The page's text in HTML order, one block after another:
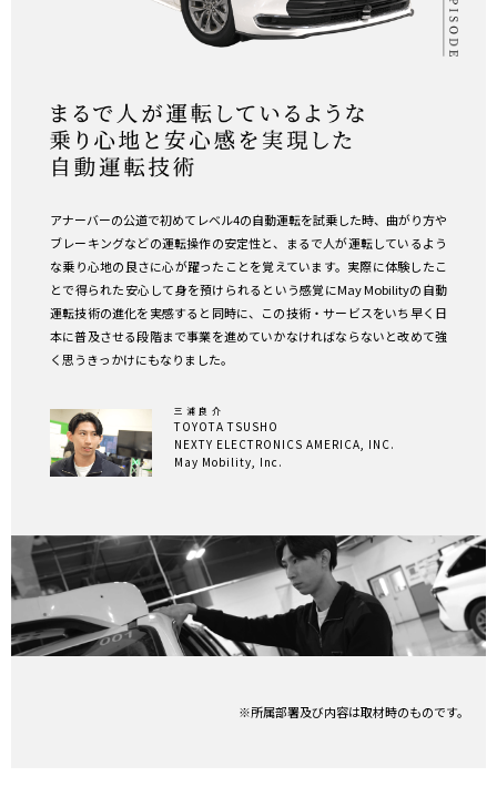
アナーバーの公道で初めてレベル4の自動運転を試乗した時、曲がり方や
ブレーキングなどの運転操作の安定性と、まるで人が運転しているよう
な乗り心地の良さに心が躍ったことを覚えています。実際に体験したこ
とで得られた安心して身を預けられるという感覚にMay Mobilityの自動
運転技術の進化を実感すると同時に、この技術・サービスをいち早く日
本に普及させる段階まで事業を進めていかなければならないと改めて強
く思うきっかけにもなりました。
三浦良介
TOYOTA TSUSHO
NEXTY ELECTRONICS AMERICA, INC.
May Mobility, Inc.
※所属部署及び内容は取材時のものです。